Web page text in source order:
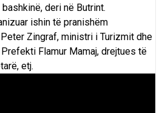
deri në Butrint.
ishin të pranishëm
Zingraf, ministri i Turizmit dhe
Flamur Mamaj, drejtues të
etj.